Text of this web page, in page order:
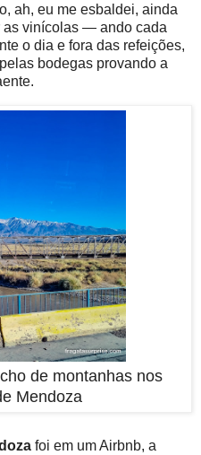
ah, eu me esbaldei, ainda
as vinícolas — ando cada
o dia e fora das refeições,
bodegas provando a
de montanhas nos
Mendoza
foi em um Airbnb, a